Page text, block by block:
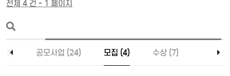
전체 4 건 - 1 페이지
공모사업 (24) 모집 (4) 수상 (7)